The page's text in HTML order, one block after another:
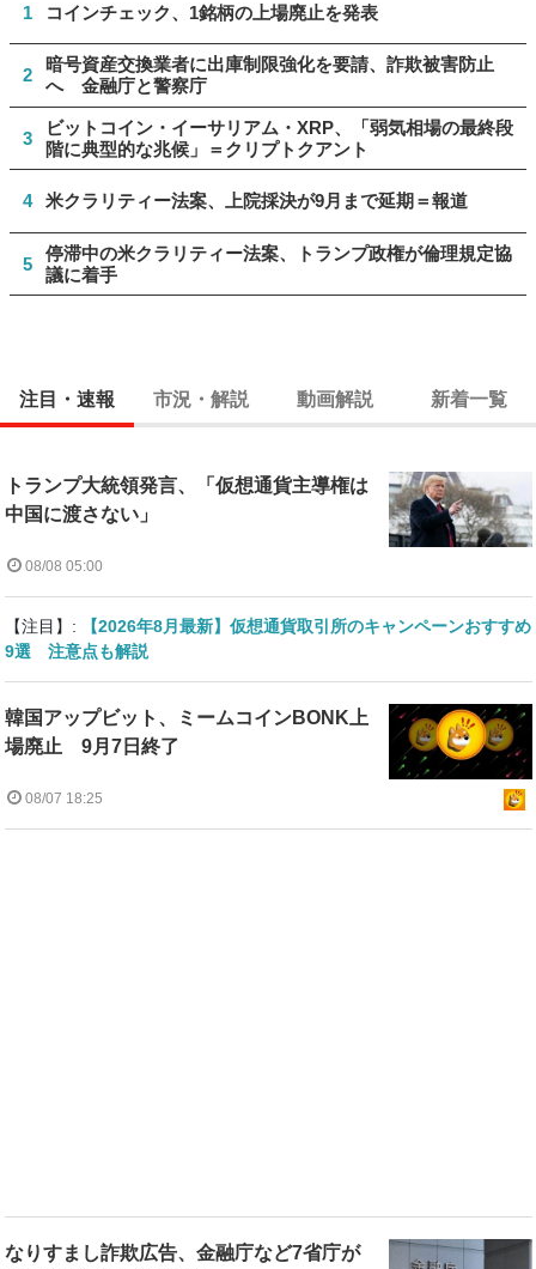
1 コインチェック、1銘柄の上場廃止を発表
2
暗号資産交換業者に出庫制限強化を要請、詐欺被害防止
へ 金融庁と警察庁
3
ビットコイン・イーサリアム・XRP、「弱気相場の最終段
階に典型的な兆候」＝クリプトクアント
4 米クラリティー法案、上院採決が9月まで延期＝報道
5
停滞中の米クラリティー法案、トランプ政権が倫理規定協
議に着手
注目・速報 市況・解説 動画解説 新着一覧
トランプ大統領発言、「仮想通貨主導権は
中国に渡さない」
08/08 05:00
【注目】:
【2026年8月最新】仮想通貨取引所のキャンペーンおすすめ
9選 注意点も解説
韓国アップビット、ミームコインBONK上
場廃止 9月7日終了
08/07 18:25
なりすまし詐欺広告、金融庁など7省庁が